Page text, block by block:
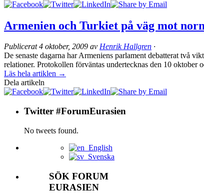
Armenien och Turkiet på väg mot
Publicerat4 oktober, 2009 av Henrik Hallgren ·
De senaste dagarna har Armeniens parlament debatterat två
relationer. Protokollen förväntas undertecknas den 10 oktober
Läs hela artiklen →
Dela artikeln
Twitter #ForumEurasien
No tweets found.
English
Svenska
SÖK FORUM
EURASIEN